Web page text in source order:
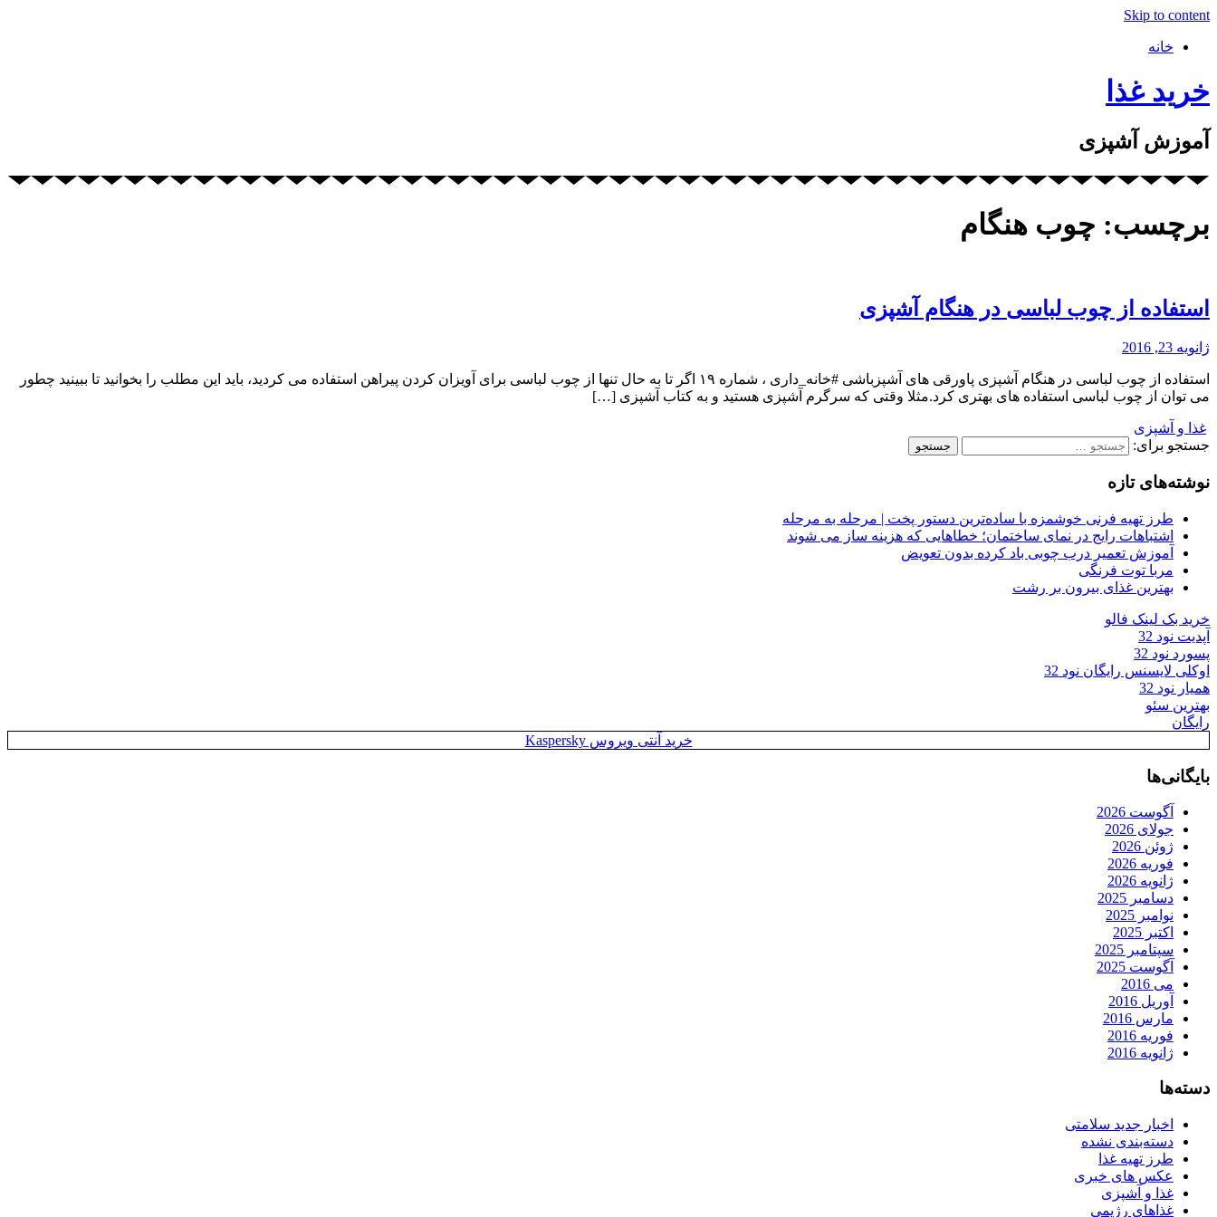
Skip to content
خانه
خرید غذا
آموزش آشپزی
برچسب: چوب هنگام
استفاده از چوب لباسی در هنگام آشپزی
ژانویه 23, 2016
استفاده از چوب لباسی در هنگام آشپزی پاورقی های آشپزباشی #خانه_داری ، شماره ۱۹ اگر تا به حال تنها از چوب لباسی برای آویزان کردن پیراهن استفاده می کردید، باید این مطلب را بخوانید تا ببینید چطور
می توان از چوب لباسی استفاده های بهتری کرد.مثلا وقتی که سرگرم آشپزی هستید و به کتاب آشپزی […]
غذا و آشپزی
جستجو برای:
نوشته‌های تازه
طرز تهیه فرنی خوشمزه با ساده‌ترین دستور پخت | مرحله به مرحله
اشتباهات رایج در نمای ساختمان؛ خطاهایی که هزینه ساز می شوند
آموزش تعمیر درب چوبی باد کرده بدون تعویض
مربا توت فرنگی
بهترین غذای بیرون بر رشت
خرید بک لینک فالو
آپدیت نود 32
پسورد نود 32
اوکلی لایسنس رایگان نود 32
همیار نود 32
بهترین سئو
رایگان
خرید آنتی ویروس Kaspersky
بایگانی‌ها
آگوست 2026
جولای 2026
ژوئن 2026
فوریه 2026
ژانویه 2026
دسامبر 2025
نوامبر 2025
اکتبر 2025
سپتامبر 2025
آگوست 2025
می 2016
آوریل 2016
مارس 2016
فوریه 2016
ژانویه 2016
دسته‌ها
اخبار جدید سلامتی
دسته‌بندی نشده
طرز تهیه غذا
عکس های خبری
غذا و آشپزی
غذاهای رژیمی